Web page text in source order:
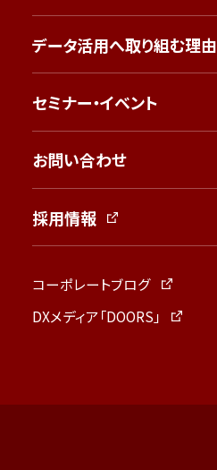
データ活用へ取り組む理由
セミナー・イベント
お問い合わせ
採用情報
コーポレートブログ
DXメディア「DOORS」